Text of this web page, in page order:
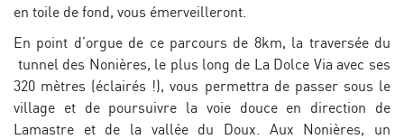
en toile de fond, vous émerveilleront.
En point d’orgue de ce parcours de 8km, la traversée du
tunnel des Nonières, le plus long de La Dolce Via avec ses
320 mètres (éclairés !), vous permettra de passer sous le
village et de poursuivre la voie douce en direction de
Lamastre et de la vallée du Doux. Aux Nonières, un